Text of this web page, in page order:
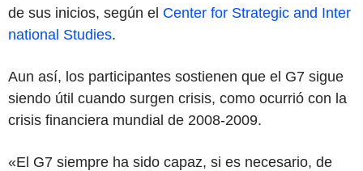
de sus inicios, según el Center for Strategic and Inter
national Studies.
Aun así, los participantes sostienen que el G7 sigue
siendo útil cuando surgen crisis, como ocurrió con la
crisis financiera mundial de 2008-2009.
«El G7 siempre ha sido capaz, si es necesario, de